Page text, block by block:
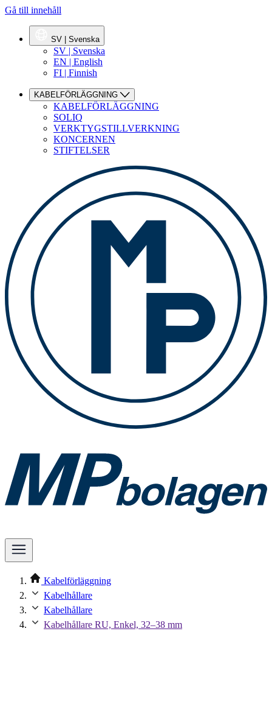
Gå till innehåll
SV | Svenska
SV | Svenska
EN | English
FI | Finnish
KABELFÖRLÄGGNING
KABELFÖRLÄGGNING
SOLIQ
VERKTYGSTILLVERKNING
KONCERNEN
STIFTELSER
Kabelförläggning
Kabelhållare
Kabelhållare
Kabelhållare RU, Enkel, 32–38 mm